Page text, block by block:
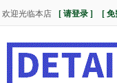
欢迎光临本店 [ 请登录 ] [ 免